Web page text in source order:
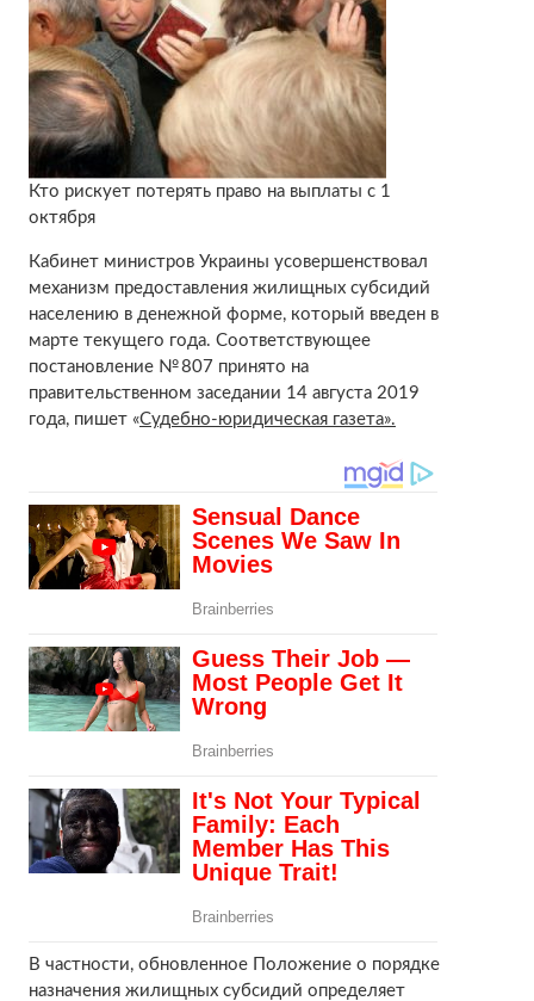
Кто рискует потерять право на выплаты с 1
октября
Кабинет министров Украины усовершенствовал
механизм предоставления жилищных субсидий
населению в денежной форме, который введен в
марте текущего года. Соответствующее
постановление № 807 принято на
правительственном заседании 14 августа 2019
года, пишет «Судебно-юридическая газета».
В частности, обновленное Положение о порядке
назначения жилищных субсидий определяет